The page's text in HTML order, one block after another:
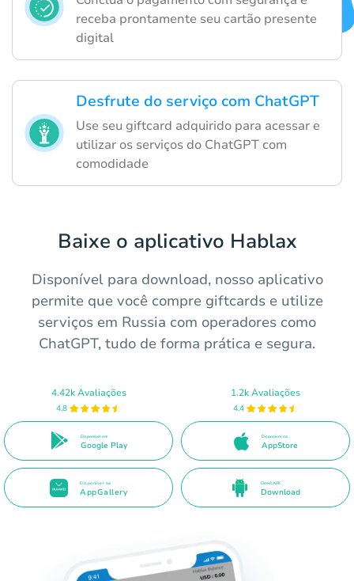
receba prontamente seu cartão presente
digital
Desfrute do serviço com ChatGPT
Use seu giftcard adquirido para acessar e
utilizar os serviços do ChatGPT com
comodidade
Baixe o aplicativo Hablax
Disponível para download, nosso aplicativo
permite que você compre giftcards e utilize
serviços em Russia com operadores como
ChatGPT, tudo de forma prática e segura.
4.42k Avaliações
4.8
Disponível em
Google Play
1.2k Avaliações
4.4
Disponível na
AppStore
Disponível na
AppGallery
Direct APK
Download